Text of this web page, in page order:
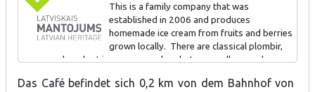
This is a family company that was
established in 2006 and produces
homemade ice cream from fruits and berries
grown locally. There are classical plombir,
cream and yoghurt ice creams and sorbets, as well as modern
horseradish and potatoes with tomato sauce. 80 different types
Das Café befindet sich 0,2 km von dem Bahnhof von